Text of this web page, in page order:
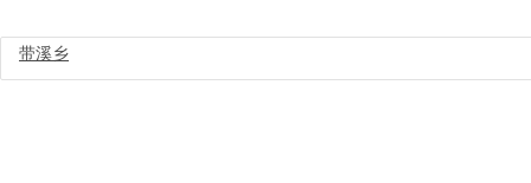
带溪乡